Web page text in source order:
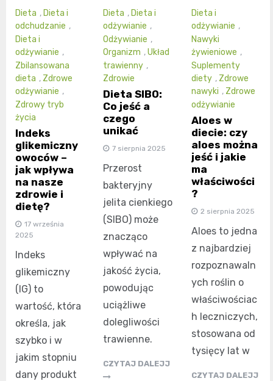
Dieta , Dieta i
odchudzanie ,
Dieta i
odżywianie ,
Zbilansowana
dieta , Zdrowe
odżywianie ,
Zdrowy tryb
życia
Indeks
glikemiczny
owoców –
jak wpływa
na nasze
zdrowie i
dietę?
17 września
2025
Indeks
glikemiczny
(IG) to
wartość, która
określa, jak
szybko i w
jakim stopniu
dany produkt
Dieta , Dieta i
odżywianie ,
Odżywianie ,
Organizm ,Układ
trawienny ,
Zdrowie
Dieta SIBO:
Co jeść a
czego
unikać
7 sierpnia 2025
Przerost
bakteryjny
jelita cienkiego
(SIBO) może
znacząco
wpływać na
jakość życia,
powodując
uciążliwe
dolegliwości
trawienne.
CZYTAJ DALEJJ
Dieta i
odżywianie ,
Nawyki
żywieniowe ,
Suplementy
diety , Zdrowe
nawyki , Zdrowe
odżywianie
Aloes w
diecie: czy
aloes można
jeść i jakie
ma
właściwości
?
2 sierpnia 2025
Aloes to jedna
z najbardziej
rozpoznawaln
ych roślin o
właściwościac
h leczniczych,
stosowana od
tysięcy lat w
CZYTAJ DALEJJ